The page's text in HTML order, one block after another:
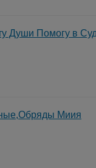
Души Помогу в
Миия